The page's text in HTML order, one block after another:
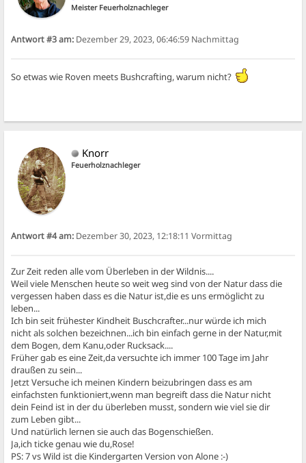
Meister Feuerholznachleger
Antwort #3 am: Dezember 29, 2023, 06:46:59 Nachmittag
So etwas wie Roven meets Bushcrafting, warum nicht?
Knorr
Feuerholznachleger
Antwort #4 am: Dezember 30, 2023, 12:18:11 Vormittag
Zur Zeit reden alle vom Überleben in der Wildnis....
Weil viele Menschen heute so weit weg sind von der Natur dass die
vergessen haben dass es die Natur ist,die es uns ermöglicht zu
leben...
Ich bin seit frühester Kindheit Buschcrafter...nur würde ich mich
nicht als solchen bezeichnen...ich bin einfach gerne in der Natur,mit
dem Bogen, dem Kanu,oder Rucksack....
Früher gab es eine Zeit,da versuchte ich immer 100 Tage im Jahr
draußen zu sein...
Jetzt Versuche ich meinen Kindern beizubringen dass es am
einfachsten funktioniert,wenn man begreift dass die Natur nicht
dein Feind ist in der du überleben musst, sondern wie viel sie dir
zum Leben gibt...
Und natürlich lernen sie auch das Bogenschießen.
Ja,ich ticke genau wie du,Rose!
PS: 7 vs Wild ist die Kindergarten Version von Alone :-)